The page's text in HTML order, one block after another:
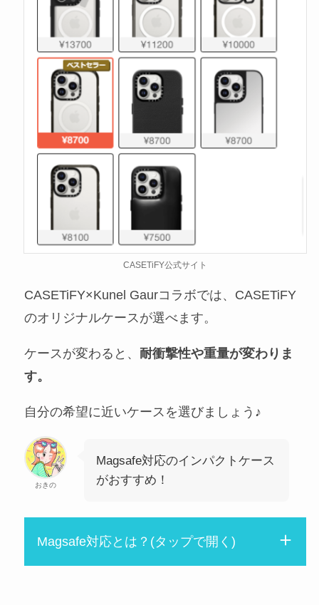
CASETiFY公式サイト
CASETiFY×Kunel Gaurコラボでは、CASETiFY
のオリジナルケースが選べます。
ケースが変わると、 耐衝撃性や重量が変わりま
す。
自分の希望に近いケースを選びましょう♪
おきの
Magsafe対応のインパクトケース
がおすすめ！
Magsafe対応とは？(タップで開く)